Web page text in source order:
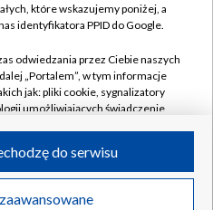
Pomoc
S.A. w likwidacji
które wskazujemy poniżej, a
identyfikatora PPID do Google.
odwiedzania przez Ciebie naszych
„Portalem”, w tym informacje
jak: pliki cookie, sygnalizatory
umożliwiających świadczenie
odwiedzania przez Ciebie
do serwisu